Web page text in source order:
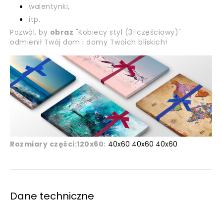
walentynki,
itp.
Pozwól, by obraz "Kobiecy styl (3-częściowy)"
odmienił Twój dom i domy Twoich bliskich!
Rozmiary części:120x60: 40x60 40x60 40x60
Dane techniczne